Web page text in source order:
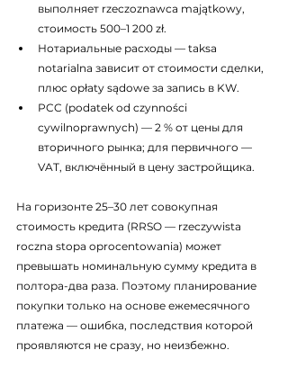
выполняет rzeczoznawca majątkowy,
стоимость 500–1 200 zł.
Нотариальные расходы — taksa
notarialna зависит от стоимости сделки,
плюс opłaty sądowe за запись в KW.
PCC (podatek od czynności
cywilnoprawnych) — 2 % от цены для
вторичного рынка; для первичного —
VAT, включённый в цену застройщика.
На горизонте 25–30 лет совокупная
стоимость кредита (RRSO — rzeczywista
roczna stopa oprocentowania) может
превышать номинальную сумму кредита в
полтора-два раза. Поэтому планирование
покупки только на основе ежемесячного
платежа — ошибка, последствия которой
проявляются не сразу, но неизбежно.